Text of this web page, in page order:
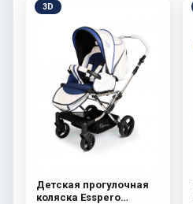
3D
Детская прогулочная
коляска Esspero